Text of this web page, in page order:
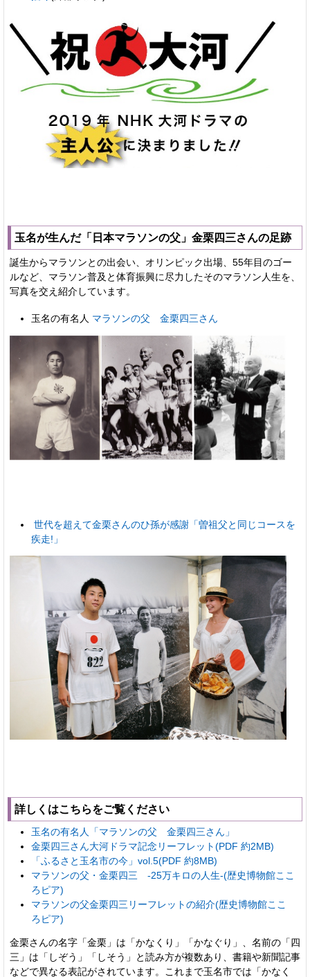
玉名が生んだ「日本マラソンの父」金栗四三さんの足跡
誕生からマラソンとの出会い、オリンピック出場、55年目のゴー
ルなど、マラソン普及と体育振興に尽力したそのマラソン人生を、
写真を交え紹介しています。
玉名の有名人 マラソンの父 金栗四三さん
世代を超えて金栗さんのひ孫が感謝「曽祖父と同じコースを
疾走!」
詳しくはこちらをご覧ください
玉名の有名人「マラソンの父 金栗四三さん」
金栗四三さん大河ドラマ記念リーフレット(PDF 約2MB)
「ふるさと玉名市の今」vol.5(PDF 約8MB)
マラソンの父・金栗四三 -25万キロの人生-(歴史博物館ここ
ろピア)
マラソンの父金栗四三リーフレットの紹介(歴史博物館ここ
ろピア)
金栗さんの名字「金栗」は「かなくり」「かなぐり」、名前の「四
三」は「しぞう」「しそう」と読み方が複数あり、書籍や新聞記事
などで異なる表記がされています。これまで玉名市では「かなく